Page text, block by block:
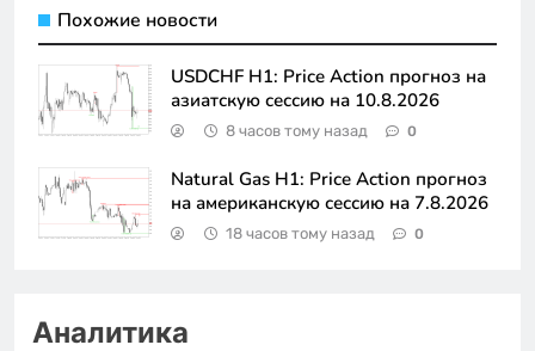
Похожие новости
USDCHF H1: Price Action прогноз на
азиатскую сессию на 10.8.2026
8 часов тому назад 0
Natural Gas H1: Price Action прогноз
на американскую сессию на 7.8.2026
18 часов тому назад 0
Аналитика